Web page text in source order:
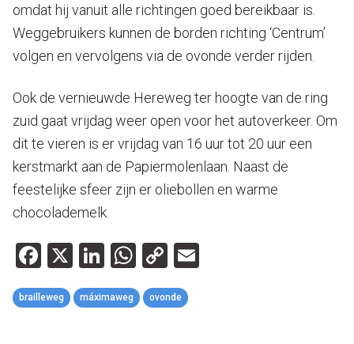
omdat hij vanuit alle richtingen goed bereikbaar is.
Weggebruikers kunnen de borden richting ‘Centrum’
volgen en vervolgens via de ovonde verder rijden.
Ook de vernieuwde Hereweg ter hoogte van de ring
zuid gaat vrijdag weer open voor het autoverkeer. Om
dit te vieren is er vrijdag van 16 uur tot 20 uur een
kerstmarkt aan de Papiermolenlaan. Naast de
feestelijke sfeer zijn er oliebollen en warme
chocolademelk.
Facebook
X LinkedIn
WhatsApp
Copy
Link
brailleweg máximaweg ovonde